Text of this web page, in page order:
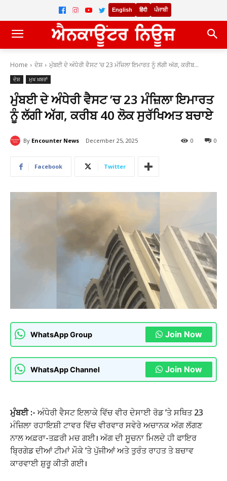
English हिंदी ਪੰਜਾਬੀ
Home ਦੇਸ਼ ਮੁੰਬਈ ਦੇ ਅੰਧੇਰੀ ਵੈਸਟ ’ਚ 23 ਮੰਜ਼ਿਲਾ ਇਮਾਰਤ ਨੂੰ ਲੱਗੀ ਅੱਗ, ਕਰੀਬ...
ਦੇਸ਼ ਮੁਖ ਖ਼ਬਰਾਂ
ਮੁੰਬਈ ਦੇ ਅੰਧੇਰੀ ਵੈਸਟ ’ਚ 23 ਮੰਜ਼ਿਲਾ ਇਮਾਰਤ
ਨੂੰ ਲੱਗੀ ਅੱਗ, ਕਰੀਬ 40 ਲੋਕ ਸੁਰੱਖਿਅਤ ਬਚਾਏ
By Encounter News December 25, 2025 0
0
Facebook Twitter
WhatsApp Group Join Now
WhatsApp Channel Join Now
ਮੁੰਬਈ :- ਅੰਧੇਰੀ ਵੈਸਟ ਇਲਾਕੇ ਵਿੱਚ ਵੀਰ ਦੇਸਾਈ ਰੋਡ ’ਤੇ ਸਥਿਤ 23
ਮੰਜ਼ਿਲਾ ਰਹਾਇਸ਼ੀ ਟਾਵਰ ਵਿੱਚ ਵੀਰਵਾਰ ਸਵੇਰੇ ਅਚਾਨਕ ਅੱਗ ਲੱਗਣ
ਨਾਲ ਅਫ਼ਰਾ-ਤਫ਼ਰੀ ਮਚ ਗਈ। ਅੱਗ ਦੀ ਸੂਚਨਾ ਮਿਲਦੇ ਹੀ ਫਾਇਰ
ਬ੍ਰਿਗੇਡ ਦੀਆਂ ਟੀਮਾਂ ਮੌਕੇ ’ਤੇ ਪੁੱਜੀਆਂ ਅਤੇ ਤੁਰੰਤ ਰਾਹਤ ਤੇ ਬਚਾਵ
ਕਾਰਵਾਈ ਸ਼ੁਰੂ ਕੀਤੀ ਗਈ।